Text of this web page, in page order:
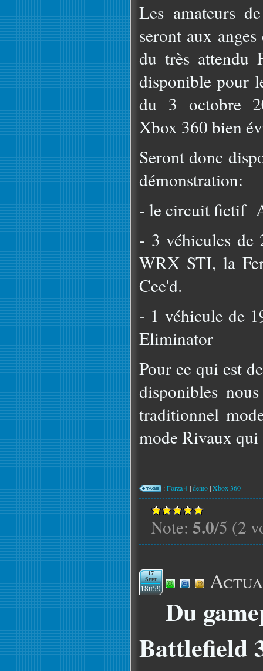
Les amateurs
seront aux
du très attendu
disponible pour
du 3 octobre
Xbox 360 bien
Seront donc
démonstration:
- le circuit fictif
- 3 véhicules de
WRX STI, la
Cee'd.
- 1 véhicule de
Eliminator
Pour ce qui est
disponibles
traditionnel
mode Rivaux qui
:Forza 4|demo|Xbox 360
Note: 5.0/5 (2
17
Sept
18h59
Du
Battlefield